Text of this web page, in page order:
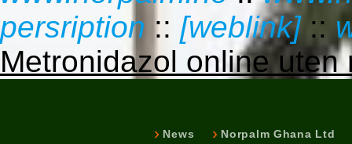
persription :: [weblink]::
Metronidazol online uten
News Norpalm Ghana Ltd